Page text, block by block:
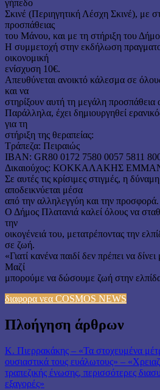
γήπεδο
Σκινέ (Περιηγητική Λέσχη Σκινέ), με
προσπάθειας
του Μάνου, και με τη στήριξη του
Η συμμετοχή στην εκδήλωση
οικονομική
ενίσχυση 10€.
Απευθύνεται ανοικτό κάλεσμα σε
και να
στηρίξουν αυτή τη μεγάλη προσπάθεια
Παράλληλα, έχει δημιουργηθεί
για τη
στήριξη της θεραπείας:
Τράπεζα: Πειραιώς
IBAN: GR80 0172 7580 0057 5811
Δικαιούχος: ΚΟΚΚΑΛΑΚΗΣ
Σε αυτές τις κρίσιμες στιγμές, η
αποδεικνύεται μέσα
από την αλληλεγγύη και την προσφορά.
Ο Δήμος Πλατανιά καλεί όλους να
την
οικογένειά του, μετατρέποντας την
σε ζωή.
«Γιατί κανένα παιδί δεν πρέπει να
Μαζί
μπορούμε να δώσουμε ζωή στην
διαφορα νεα COSMOS NEWS
Πλοήγηση άρθρων
Κ. Πιερρακάκης – «Τα στοχευμένα
ουσιαστικά τους ευάλωτους» –
τραπεζικής ένωσης, περισσότερες
εξαγορές»